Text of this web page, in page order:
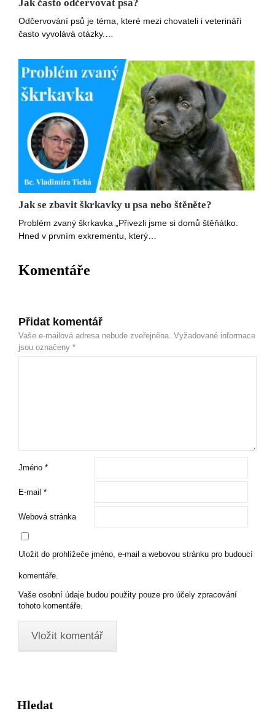
Jak často odčervovat psa?
Odčervování psů je téma, které mezi chovateli i veterináři
často vyvolává otázky.…
Jak se zbavit škrkavky u psa nebo štěněte?
Problém zvaný škrkavka „Přivezli jsme si domů štěňátko.
Hned v prvním exkrementu, který…
Komentáře
Přidat komentář
Vaše e-mailová adresa nebude zveřejněna. Vyžadované informace
jsou označeny *
Jméno *
E-mail *
Webová stránka
Uložit do prohlížeče jméno, e-mail a webovou stránku pro budoucí
komentáře.
Vaše osobní údaje budou použity pouze pro účely zpracování
tohoto komentáře.
Hledat